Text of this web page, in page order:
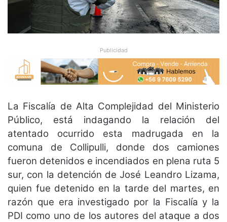
Publicidad
La Fiscalía de Alta Complejidad del Ministerio
Público, está indagando la relación del
atentado ocurrido esta madrugada en la
comuna de Collipulli, donde dos camiones
fueron detenidos e incendiados en plena ruta 5
sur, con la detención de José Leandro Lizama,
quien fue detenido en la tarde del martes, en
razón que era investigado por la Fiscalía y la
PDI como uno de los autores del ataque a dos